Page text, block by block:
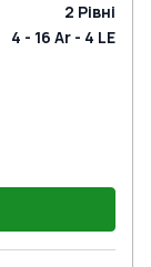
2 Рівні
4 - 16 Ar - 4 LE